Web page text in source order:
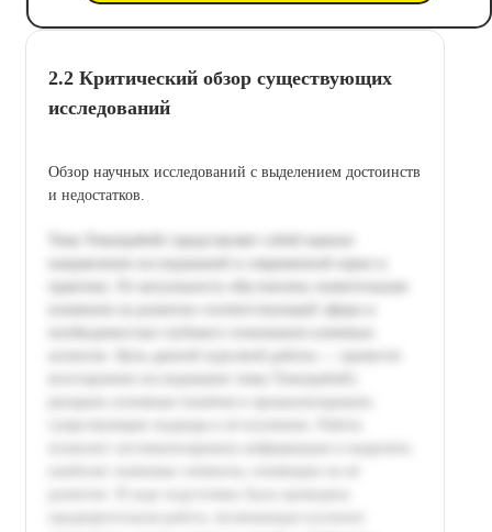
2.2 Критический обзор существующих
исследований
Обзор научных исследований с выделением достоинств
и недостатков.